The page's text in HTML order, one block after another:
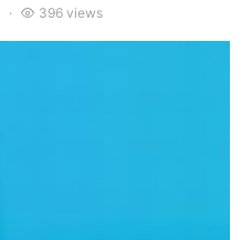
396 views